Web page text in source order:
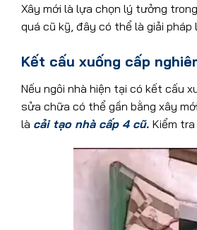
Xây mới là lựa chọn lý tưởng
quá cũ kỹ, đây có thể là giải pháp
Kết cấu xuống cấp
Nếu ngôi nhà hiện tại có kết cấu
sửa chữa có thể gần bằng xây
là cải tạo nhà cấp 4 cũ. Kiểm